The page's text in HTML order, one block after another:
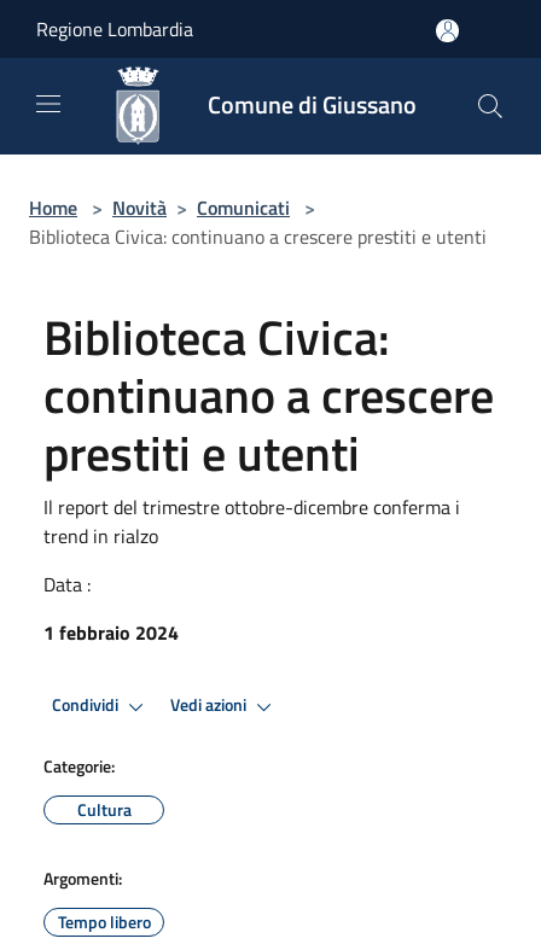
Regione Lombardia
Comune di Giussano
Home > Novità > Comunicati >
Biblioteca Civica: continuano a crescere prestiti e utenti
Biblioteca Civica:
continuano a crescere
prestiti e utenti
Il report del trimestre ottobre-dicembre conferma i
trend in rialzo
Data :
1 febbraio 2024
Condividi Vedi azioni
Categorie:
Cultura
Argomenti:
Tempo libero